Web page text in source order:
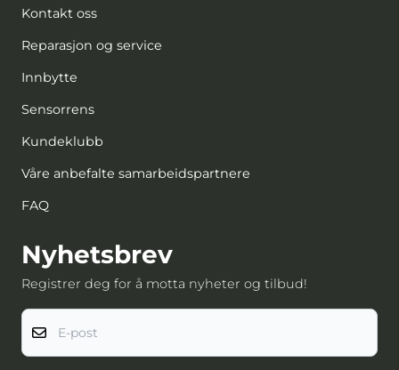
Kontakt oss
Reparasjon og service
Innbytte
Sensorrens
Kundeklubb
Våre anbefalte samarbeidspartnere
FAQ
Nyhetsbrev
Registrer deg for å motta nyheter og tilbud!
E-post